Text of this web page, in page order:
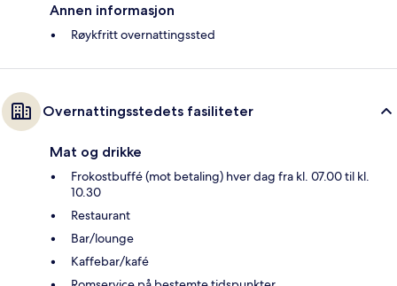
Annen informasjon
Røykfritt overnattingssted
Overnattingsstedets fasiliteter
Mat og drikke
Frokostbuffé (mot betaling) hver dag fra kl. 07.00 til kl.
10.30
Restaurant
Bar/lounge
Kaffebar/kafé